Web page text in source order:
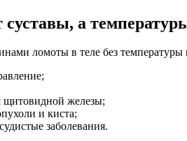
а
ломоты в теле без температуры
щитовидной железы;
и киста;
заболевания.